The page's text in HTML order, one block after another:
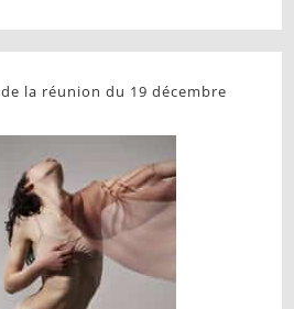
la réunion du 19 décembre